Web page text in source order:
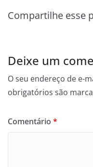
Compartilhe esse
Deixe um
O seu endereço de e-
obrigatórios são
Comentário *